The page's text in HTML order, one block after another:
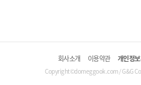
회사소개 이용약관 개인정
Copyright©domeggook.com / G&G